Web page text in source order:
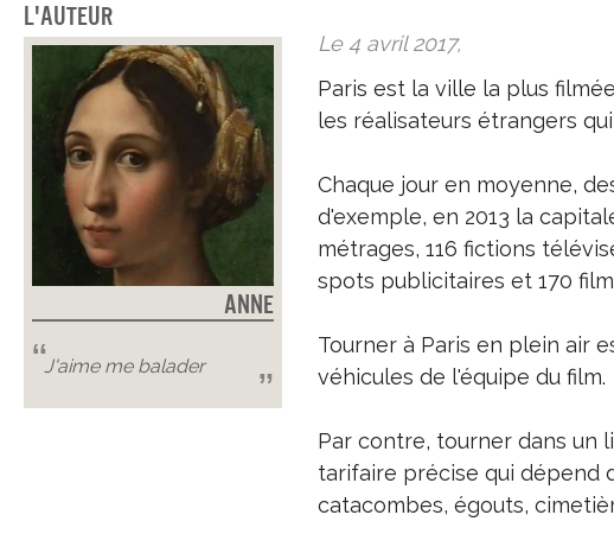
L'auteur
Anne
J'aime me balader
Le 4 avril 2017,
Paris est la ville la plus
les réalisateurs étrangers
Chaque jour en moyenne,
d'exemple, en 2013 la
métrages, 116 fictions
spots publicitaires et 170
Tourner à Paris en plein air
véhicules de l'équipe du film.
Par contre, tourner dans un
tarifaire précise qui dépend
catacombes, égouts,